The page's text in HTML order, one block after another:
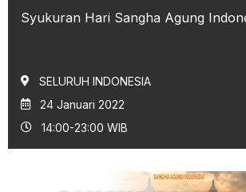
Syukuran Hari Sangha Agung
SELURUH INDONESIA
24 Januari 2022
14:00-23:00 WIB